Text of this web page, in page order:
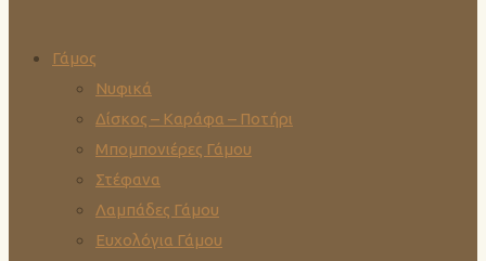
Γάμος
Νυφικά
Δίσκος – Καράφα – Ποτήρι
Μπομπονιέρες Γάμου
Στέφανα
Λαμπάδες Γάμου
Ευχολόγια Γάμου